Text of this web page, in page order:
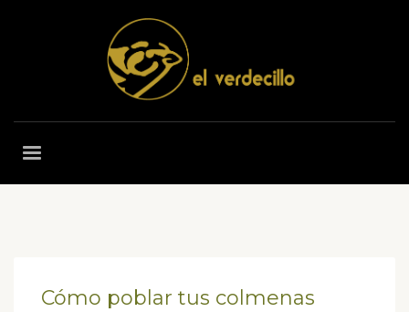
Cómo poblar tus colmenas